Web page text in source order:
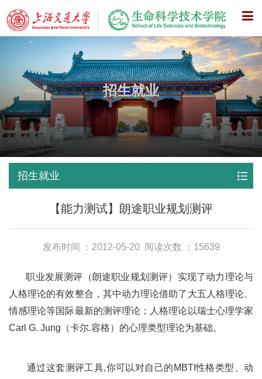
X
招生就业
招生就业
【能力测试】朗途职业规划测评
发布时间 ：2012-05-20 阅读次数 ：15639
职业发展测评（朗途职业规划测评）实现了动力理论与
人格理论的有效整合，其中动力理论借助了大五人格理论、
情感理论等国际最新的测评理论；人格理论以瑞士心理学家
Carl G. Jung（卡尔.容格）的心理类型理论为基础。
通过这套测评工具,你可以对自己的MBTI性格类型、动